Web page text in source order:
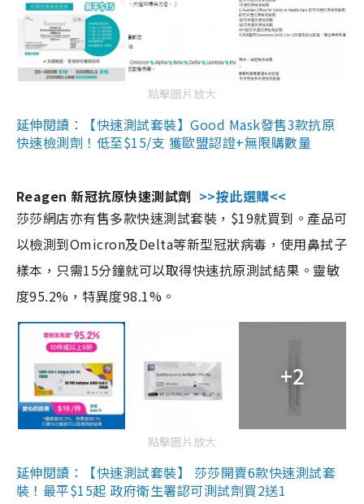
點擊圖片放大
延伸閱讀：【快速測試套裝】Good Mask發售3款抗原
快速檢測劑！低至$15/支 獲歐盟認證+無限購數量
Reagen 新冠抗原快速測試劑 >>按此選購<<
莎莎網店亦有售多款快速測試套裝，$19就買到。產品可
以檢測到Omicron及Delta等新型冠狀病毒，使用鼻拭子
樣本，只需15分鐘就可以取得快速抗原測試結果。靈敏
度95.2%，特異度98.1%。
+2
點擊圖片放大
延伸閱讀：【快速測試套裝】 莎莎開賣6款快速測試套
裝！最平$15起 政府衛生署認可測試劑買2送1